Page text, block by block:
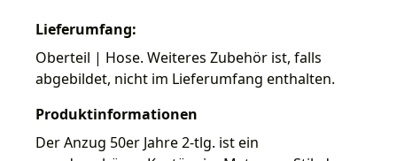
Lieferumfang:
Oberteil | Hose. Weiteres Zubehör ist, falls
abgebildet, nicht im Lieferumfang enthalten.
Produktinformationen
Der Anzug 50er Jahre 2-tlg. ist ein